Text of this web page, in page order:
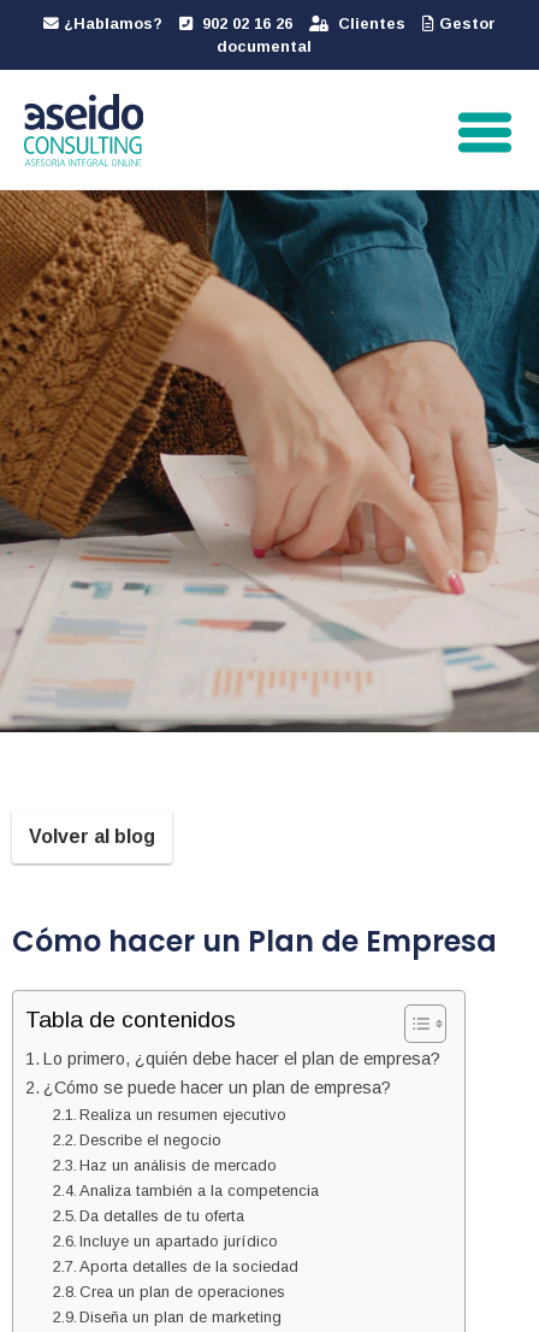
¿Hablamos? 902 02 16 26 Clientes
Gestor
documental
Volver al blog
Cómo hacer un Plan de Empresa
Tabla de contenidos
Lo primero, ¿quién debe hacer el plan de empresa?
¿Cómo se puede hacer un plan de empresa?
Realiza un resumen ejecutivo
Describe el negocio
Haz un análisis de mercado
Analiza también a la competencia
Da detalles de tu oferta
Incluye un apartado jurídico
Aporta detalles de la sociedad
Crea un plan de operaciones
Diseña un plan de marketing